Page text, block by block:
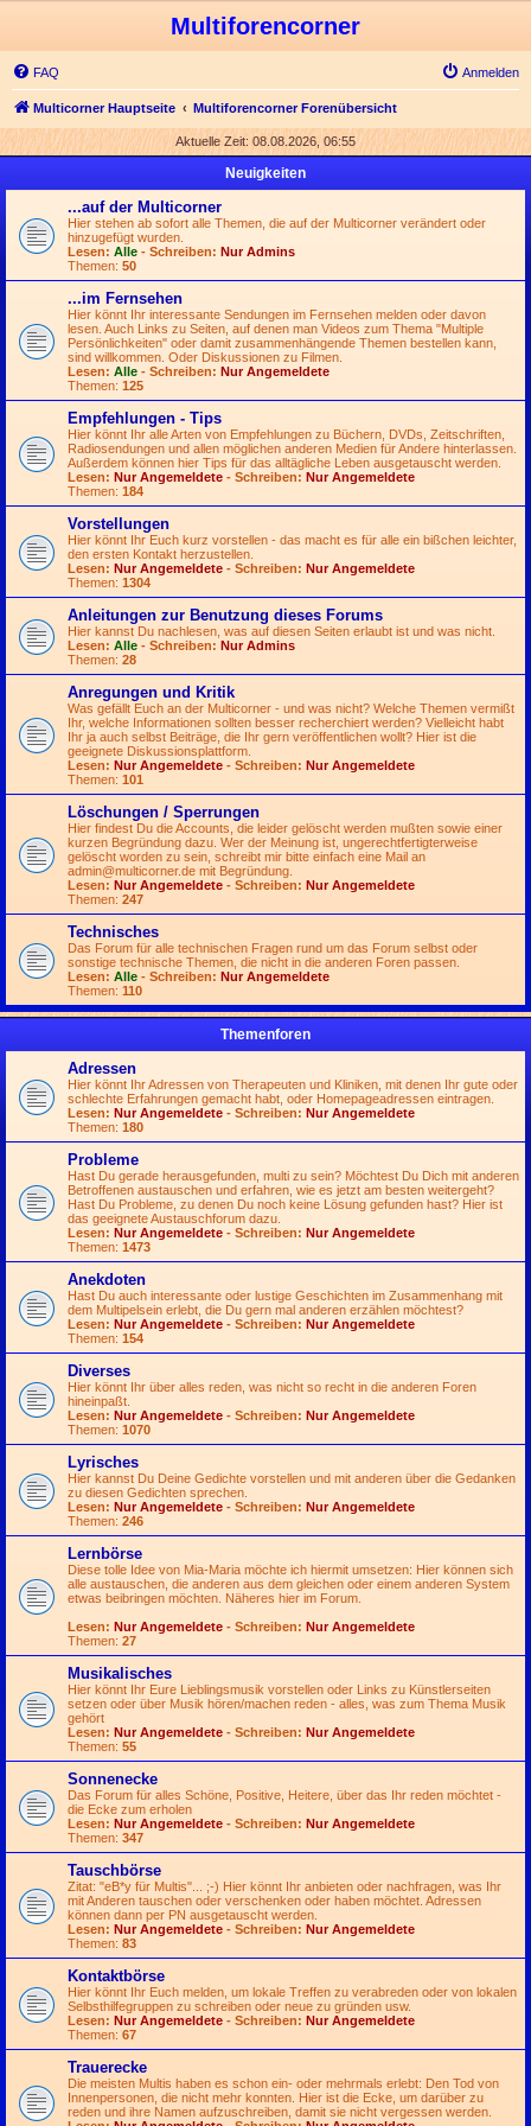
Multiforencorner
FAQ Anmelden
Multicorner Hauptseite Multiforencorner Forenübersicht
Aktuelle Zeit: 08.08.2026, 06:55
Neuigkeiten
...auf der Multicorner
Hier stehen ab sofort alle Themen, die auf der Multicorner verändert oder
hinzugefügt wurden.
Lesen: Alle - Schreiben: Nur Admins
Themen: 50
...im Fernsehen
Hier könnt Ihr interessante Sendungen im Fernsehen melden oder davon
lesen. Auch Links zu Seiten, auf denen man Videos zum Thema "Multiple
Persönlichkeiten" oder damit zusammenhängende Themen bestellen kann,
sind willkommen. Oder Diskussionen zu Filmen.
Lesen: Alle - Schreiben: Nur Angemeldete
Themen: 125
Empfehlungen - Tips
Hier könnt Ihr alle Arten von Empfehlungen zu Büchern, DVDs, Zeitschriften,
Radiosendungen und allen möglichen anderen Medien für Andere hinterlassen.
Außerdem können hier Tips für das alltägliche Leben ausgetauscht werden.
Lesen: Nur Angemeldete - Schreiben: Nur Angemeldete
Themen: 184
Vorstellungen
Hier könnt Ihr Euch kurz vorstellen - das macht es für alle ein bißchen leichter,
den ersten Kontakt herzustellen.
Lesen: Nur Angemeldete - Schreiben: Nur Angemeldete
Themen: 1304
Anleitungen zur Benutzung dieses Forums
Hier kannst Du nachlesen, was auf diesen Seiten erlaubt ist und was nicht.
Lesen: Alle - Schreiben: Nur Admins
Themen: 28
Anregungen und Kritik
Was gefällt Euch an der Multicorner - und was nicht? Welche Themen vermißt
Ihr, welche Informationen sollten besser recherchiert werden? Vielleicht habt
Ihr ja auch selbst Beiträge, die Ihr gern veröffentlichen wollt? Hier ist die
geeignete Diskussionsplattform.
Lesen: Nur Angemeldete - Schreiben: Nur Angemeldete
Themen: 101
Löschungen / Sperrungen
Hier findest Du die Accounts, die leider gelöscht werden mußten sowie einer
kurzen Begründung dazu. Wer der Meinung ist, ungerechtfertigterweise
gelöscht worden zu sein, schreibt mir bitte einfach eine Mail an
admin@multicorner.de mit Begründung.
Lesen: Nur Angemeldete - Schreiben: Nur Angemeldete
Themen: 247
Technisches
Das Forum für alle technischen Fragen rund um das Forum selbst oder
sonstige technische Themen, die nicht in die anderen Foren passen.
Lesen: Alle - Schreiben: Nur Angemeldete
Themen: 110
Themenforen
Adressen
Hier könnt Ihr Adressen von Therapeuten und Kliniken, mit denen Ihr gute oder
schlechte Erfahrungen gemacht habt, oder Homepageadressen eintragen.
Lesen: Nur Angemeldete - Schreiben: Nur Angemeldete
Themen: 180
Probleme
Hast Du gerade herausgefunden, multi zu sein? Möchtest Du Dich mit anderen
Betroffenen austauschen und erfahren, wie es jetzt am besten weitergeht?
Hast Du Probleme, zu denen Du noch keine Lösung gefunden hast? Hier ist
das geeignete Austauschforum dazu.
Lesen: Nur Angemeldete - Schreiben: Nur Angemeldete
Themen: 1473
Anekdoten
Hast Du auch interessante oder lustige Geschichten im Zusammenhang mit
dem Multipelsein erlebt, die Du gern mal anderen erzählen möchtest?
Lesen: Nur Angemeldete - Schreiben: Nur Angemeldete
Themen: 154
Diverses
Hier könnt Ihr über alles reden, was nicht so recht in die anderen Foren
hineinpaßt.
Lesen: Nur Angemeldete - Schreiben: Nur Angemeldete
Themen: 1070
Lyrisches
Hier kannst Du Deine Gedichte vorstellen und mit anderen über die Gedanken
zu diesen Gedichten sprechen.
Lesen: Nur Angemeldete - Schreiben: Nur Angemeldete
Themen: 246
Lernbörse
Diese tolle Idee von Mia-Maria möchte ich hiermit umsetzen: Hier können sich
alle austauschen, die anderen aus dem gleichen oder einem anderen System
etwas beibringen möchten. Näheres hier im Forum.
Lesen: Nur Angemeldete - Schreiben: Nur Angemeldete
Themen: 27
Musikalisches
Hier könnt Ihr Eure Lieblingsmusik vorstellen oder Links zu Künstlerseiten
setzen oder über Musik hören/machen reden - alles, was zum Thema Musik
gehört
Lesen: Nur Angemeldete - Schreiben: Nur Angemeldete
Themen: 55
Sonnenecke
Das Forum für alles Schöne, Positive, Heitere, über das Ihr reden möchtet -
die Ecke zum erholen
Lesen: Nur Angemeldete - Schreiben: Nur Angemeldete
Themen: 347
Tauschbörse
Zitat: "eB*y für Multis"... ;-) Hier könnt Ihr anbieten oder nachfragen, was Ihr
mit Anderen tauschen oder verschenken oder haben möchtet. Adressen
können dann per PN ausgetauscht werden.
Lesen: Nur Angemeldete - Schreiben: Nur Angemeldete
Themen: 83
Kontaktbörse
Hier könnt Ihr Euch melden, um lokale Treffen zu verabreden oder von lokalen
Selbsthilfegruppen zu schreiben oder neue zu gründen usw.
Lesen: Nur Angemeldete - Schreiben: Nur Angemeldete
Themen: 67
Trauerecke
Die meisten Multis haben es schon ein- oder mehrmals erlebt: Den Tod von
Innenpersonen, die nicht mehr konnten. Hier ist die Ecke, um darüber zu
reden und ihre Namen aufzuschreiben, damit sie nicht vergessen werden.